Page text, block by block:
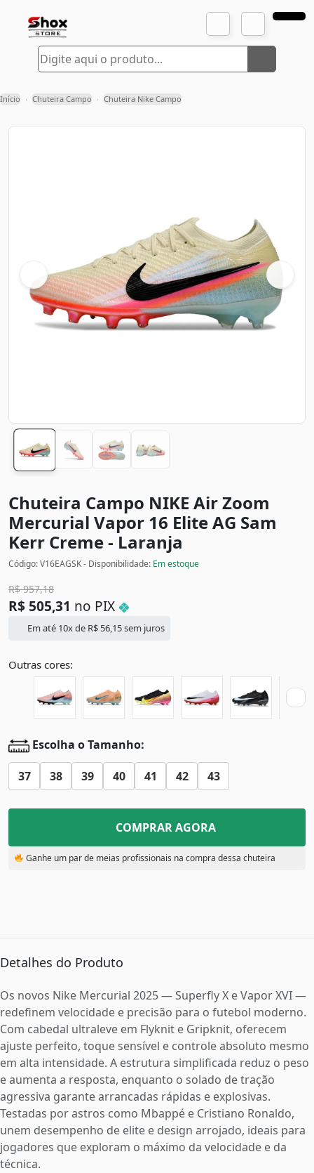
Início › Chuteira Campo › Chuteira Nike Campo
Chuteira Campo NIKE Air Zoom
Mercurial Vapor 16 Elite AG Sam
Kerr Creme - Laranja
Código: V16EAGSK - Disponibilidade: Em estoque
R$957,18
R$ 505,31 no PIX
Em até 10x de R$ 56,15sem juros
Outras cores:
Escolha o Tamanho:
37 38 39 40 41 42 43
COMPRAR AGORA
Ganhe um par de meias profissionais na compra dessa chuteira
Detalhes do Produto
Os novos Nike Mercurial 2025 — Superfly X e Vapor XVI —
redefinem velocidade e precisão para o futebol moderno.
Com cabedal ultraleve em Flyknit e Gripknit, oferecem
ajuste perfeito, toque sensível e controle absoluto mesmo
em alta intensidade. A estrutura simplificada reduz o peso
e aumenta a resposta, enquanto o solado de tração
agressiva garante arrancadas rápidas e explosivas.
Testadas por astros como Mbappé e Cristiano Ronaldo,
unem desempenho de elite e design arrojado, ideais para
jogadores que exploram o máximo da velocidade e da
técnica.